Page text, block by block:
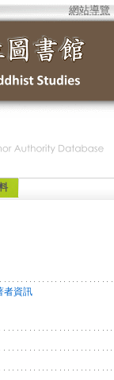
網站導覽
者資訊